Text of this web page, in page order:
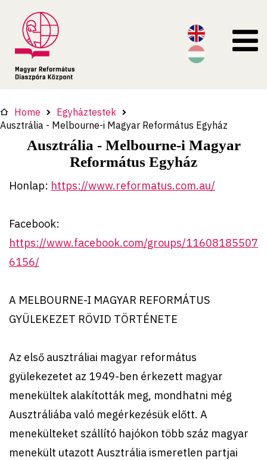
Home
Egyháztestek
Ausztrália - Melbourne-i Magyar Református Egyház
Ausztrália - Melbourne-i Magyar
Református Egyház
Honlap: https://www.reformatus.com.au/
Facebook:
https://www.facebook.com/groups/11608185507
6156/
A MELBOURNE-I MAGYAR REFORMÁTUS
GYÜLEKEZET RÖVID TÖRTÉNETE
Az első ausztráliai magyar református
gyülekezetet az 1949-ben érkezett magyar
menekültek alakították meg, mondhatni még
Ausztráliába való megérkezésük előtt. A
menekülteket szállító hajókon több száz magyar
menekült utazott Ausztrália ismeretlen partjai